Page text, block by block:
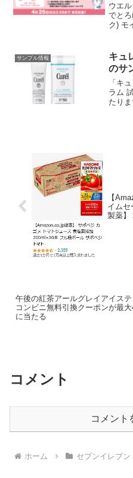
ウエ
でと
ク) モ
その
サンプル情報
キュ
のサ
「キ
ラム
たり
【
イムセ
製薬】
午後の紅茶アールグレイアイス
コンビニ無料引換クーポンが最大
に当たる
コメント
コメント
ホーム セブンイレブン